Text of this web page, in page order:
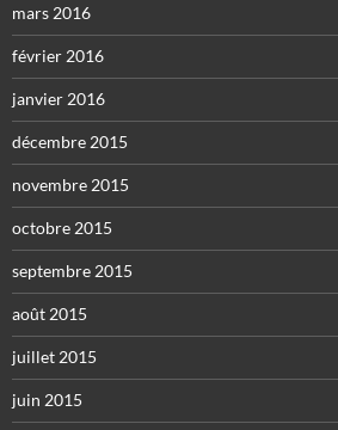
mars 2016
février 2016
janvier 2016
décembre 2015
novembre 2015
octobre 2015
septembre 2015
août 2015
juillet 2015
juin 2015